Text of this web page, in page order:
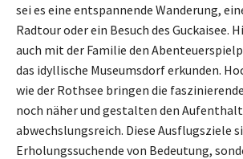
sei es eine entspannende Wanderung,
Radtour oder ein Besuch des Guckaisee.
auch mit der Familie den
das idyllische Museumsdorf erkunden.
wie der Rothsee bringen die
noch näher und gestalten den Aufenthalt
abwechslungsreich. Diese Ausflugsziele
Erholungssuchende von Bedeutung,